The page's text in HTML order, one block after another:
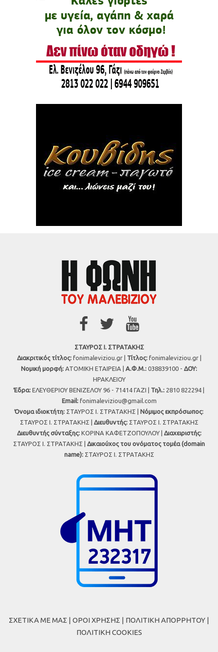
ΣΤΑΥΡΟΣ Ι. ΣΤΡΑΤΑΚΗΣ
Διακριτικός τίτλος:fonimaleviziou.gr | Τίτλος:fonimaleviziou.gr |
Νομική μορφή: ΑΤΟΜΙΚΗ ΕΤΑΙΡΕΙΑ | Α.Φ.Μ.: 038839100 - ΔΟΥ:
ΗΡΑΚΛΕΙΟΥ
Έδρα: ΕΛΕΥΘΕΡΙΟΥ ΒΕΝΙΖΕΛΟΥ 96 - 71414 ΓΑΖΙ | Τηλ.: 2810 822294 |
Εmail: fonimaleviziou@gmail.com
Όνομα ιδιοκτήτη: ΣΤΑΥΡΟΣ Ι. ΣΤΡΑΤΑΚΗΣ | Νόμιμος εκπρόσωπος:
ΣΤΑΥΡΟΣ Ι. ΣΤΡΑΤΑΚΗΣ | Διευθυντής:ΣΤΑΥΡΟΣ Ι. ΣΤΡΑΤΑΚΗΣ
Διευθυντής σύνταξης:ΚΟΡΙΝΑ ΚΑΦΕΤΖΟΠΟΥΛΟΥ | Διαχειριστής:
ΣΤΑΥΡΟΣ Ι. ΣΤΡΑΤΑΚΗΣ | Δικαιούχος του ονόματος τομέα (domain
name):ΣΤΑΥΡΟΣ Ι. ΣΤΡΑΤΑΚΗΣ
ΣΧΕΤΙΚΑ ΜΕ ΜΑΣ | ΟΡΟΙ ΧΡΗΣΗΣ | ΠΟΛΙΤΙΚΗ ΑΠΟΡΡΗΤΟΥ |
ΠΟΛΙΤΙΚΗ COOKIES